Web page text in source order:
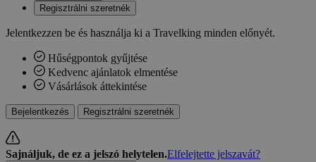
Regisztrálni szeretnék
Jelentkezzen be és használja ki a Travelking minden előnyét.
Hűségpontok gyűjtése
Kedvenc ajánlatok elmentése
Vásárlások áttekintése
Bejelentkezés Regisztrálni szeretnék
Sajnáljuk, de ez a jelszó helytelen.Elfelejtette jelszavát?